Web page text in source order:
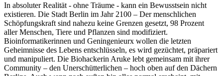
In absoluter Realität - ohne Träume - kann ein Bewusstsein nicht
existieren. Die Stadt Berlin im Jahr 2100 – Der menschlichen
Schöpfungskraft sind nahezu keine Grenzen gesetzt, 98 Prozent
aller Menschen, Tiere und Pflanzen sind modifiziert.
Bioinformatikerinnen und Geningenieurx wollen die letzten
Geheimnisse des Lebens entschlüsseln, es wird gezüchtet, präpariert
und manipuliert. Die Biohackerin Aruke lebt gemeinsam mit ihrer
Community – den Unerschütterlichen – hoch oben auf den Dächern